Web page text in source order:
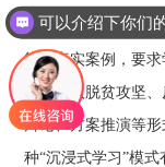
情景模拟课堂
策等真实案例，要
环节引入脱贫攻坚
辩论、方案推演等
种“沉浸式学习”模